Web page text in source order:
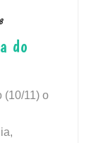
do
(10/11) o